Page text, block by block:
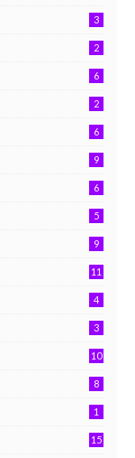
3
2
6
2
6
9
6
5
9
11
4
3
10
8
1
15